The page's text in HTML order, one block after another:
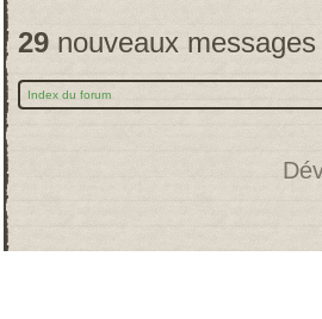
29 nouveaux messages
Index du forum